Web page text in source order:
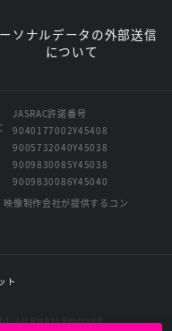
ソナルデータの外部送信
について
JASRAC許諾番号
9040177002Y45408
9005732040Y45038
9009830085Y45038
9009830086Y45040
像制作会社が提供するコン
All Rights Reserved.